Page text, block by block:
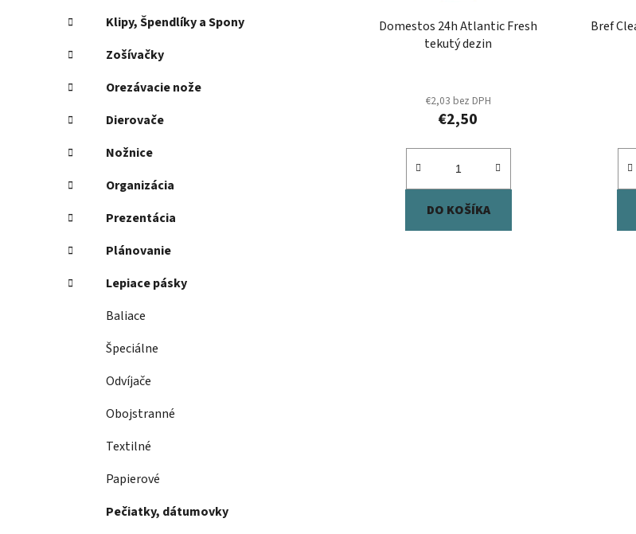
Klipy, Špendlíky a Spony
Zošívačky
Orezávacie nože
Dierovače
Nožnice
Organizácia
Prezentácia
Plánovanie
Lepiace pásky
Baliace
Špeciálne
Odvíjače
Obojstranné
Textilné
Papierové
Pečiatky, dátumovky
Domestos 24h Atlantic Fresh
tekutý dezin
€2,03 bez DPH
€2,50
DO KOŠÍKA
Bref